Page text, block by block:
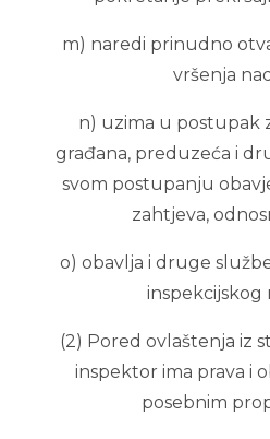
m) naredi prinudno
vršenja
n) uzima u postupak
građana, preduzeća i
svom postupanju
zahtjeva,
o) obavlja i druge
inspekcijskog
(2) Pored ovlaštenja iz
inspektor ima prava i
posebnim